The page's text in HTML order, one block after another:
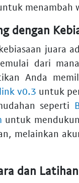
menambah
dengan
juara
dari
Anda
v0.3 untuk
seperti
untuk
melainkan
dan